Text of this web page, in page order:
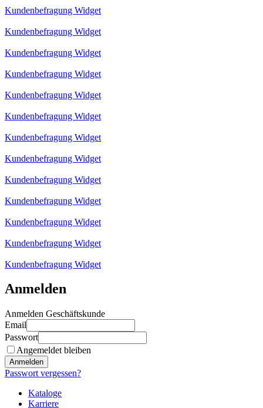
Kundenbefragung Widget
Kundenbefragung Widget
Kundenbefragung Widget
Kundenbefragung Widget
Kundenbefragung Widget
Kundenbefragung Widget
Kundenbefragung Widget
Kundenbefragung Widget
Kundenbefragung Widget
Kundenbefragung Widget
Kundenbefragung Widget
Kundenbefragung Widget
Kundenbefragung Widget
Anmelden
Anmelden Geschäftskunde
Email
Passwort
Angemeldet bleiben
Anmelden
Passwort vergessen?
Kataloge
Karriere